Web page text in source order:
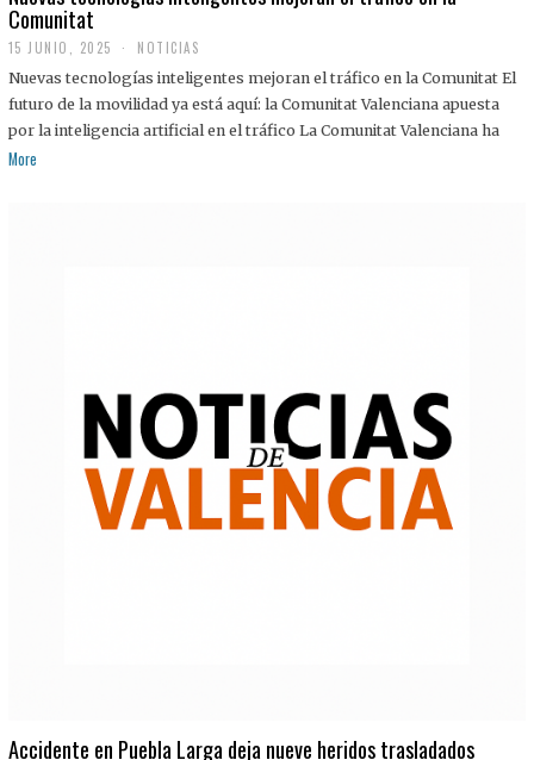
Comunitat
15 JUNIO, 2025 NOTICIAS
Nuevas tecnologías inteligentes mejoran el tráfico en la Comunitat El
futuro de la movilidad ya está aquí: la Comunitat Valenciana apuesta
por la inteligencia artificial en el tráfico La Comunitat Valenciana ha
More
Accidente en Puebla Larga deja nueve heridos trasladados